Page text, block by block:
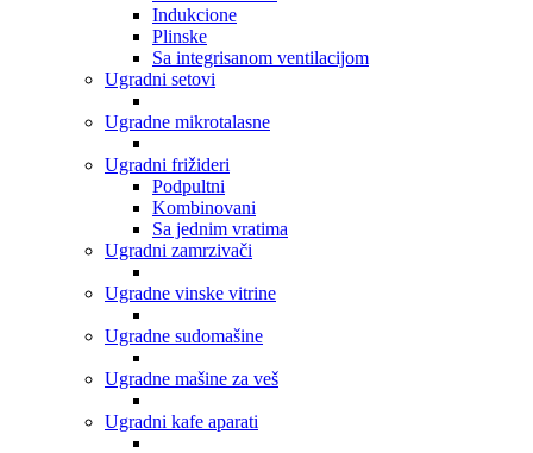
Indukcione
Plinske
Sa integrisanom ventilacijom
Ugradni setovi
Ugradne mikrotalasne
Ugradni frižideri
Podpultni
Kombinovani
Sa jednim vratima
Ugradni zamrzivači
Ugradne vinske vitrine
Ugradne sudomašine
Ugradne mašine za veš
Ugradni kafe aparati